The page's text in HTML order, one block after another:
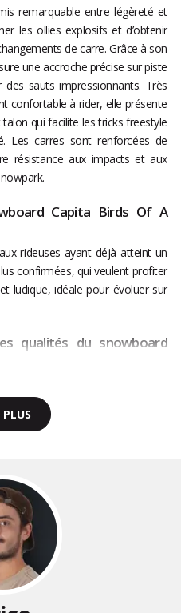
remarquable entre légèreté et
les ollies explosifs et d’obtenir
de carre. Grâce à son
une accroche précise sur piste
sauts impressionnants. Très
confortable à rider, elle présente
qui facilite les tricks freestyle
Les carres sont renforcées de
résistance aux impacts et aux
Capita Birds Of A
rideuses ayant déjà atteint un
confirmées, qui veulent profiter
ludique, idéale pour évoluer sur
qualités du snowboard